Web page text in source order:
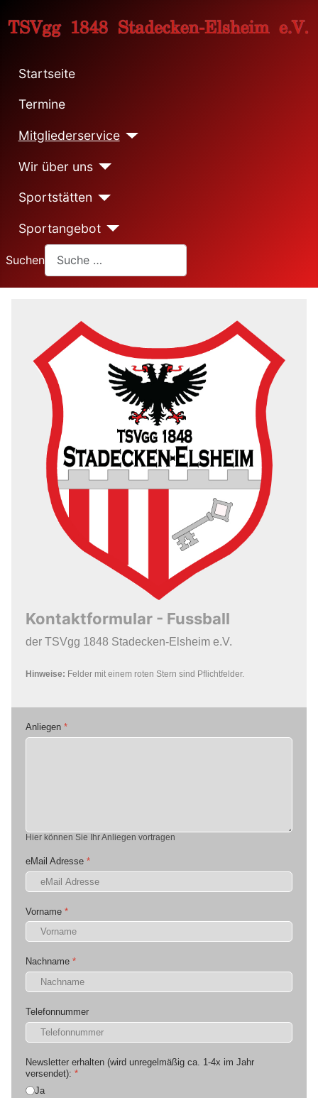
Startseite
Termine
Mitgliederservice
Wir über uns
Sportstätten
Sportangebot
Suchen
Kontaktformular - Fussball
der TSVgg 1848 Stadecken-Elsheim e.V.
Hinweise: Felder mit einem roten Stern sind Pflichtfelder.
Anliegen *
Hier können Sie Ihr Anliegen vortragen
eMail Adresse *
Vorname *
Nachname *
Telefonnummer
Newsletter erhalten (wird unregelmäßig ca. 1-4x im Jahr
versendet): *
Ja